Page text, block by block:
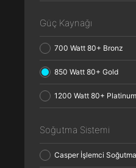
Güç Kaynağı
700 Watt 80+ Bronz
850 Watt 80+ Gold
1200 Watt 80+
Soğutma Sistemi
Casper İşlemci